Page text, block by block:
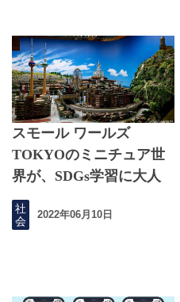
スモール ワールズ
TOKYOのミニチュア世
界が、SDGs学習に⼤⼈
気
社
会
2022年06月10日